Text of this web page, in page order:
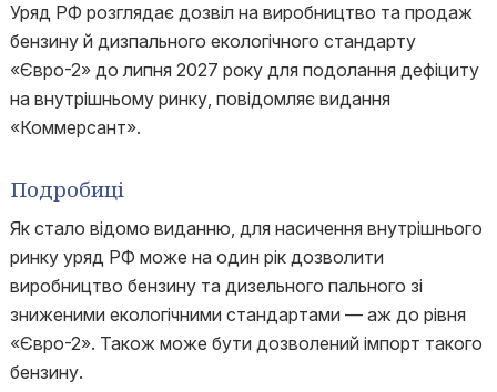
Уряд РФ розглядає дозвіл на виробництво та продаж
бензину й дизпального екологічного стандарту
«Євро-2» до липня 2027 року для подолання дефіциту
на внутрішньому ринку, повідомляє видання
«Коммерсант».
Подробиці
Як стало відомо виданню, для насичення внутрішнього
ринку уряд РФ може на один рік дозволити
виробництво бензину та дизельного пального зі
зниженими екологічними стандартами — аж до рівня
«Євро-2». Також може бути дозволений імпорт такого
бензину.